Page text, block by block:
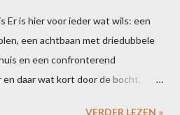
Er is hier voor ieder wat wils: een
een achtbaan met driedubbele
en een confronterend
en daar wat kort door de bocht,
VERDER LEZEN »